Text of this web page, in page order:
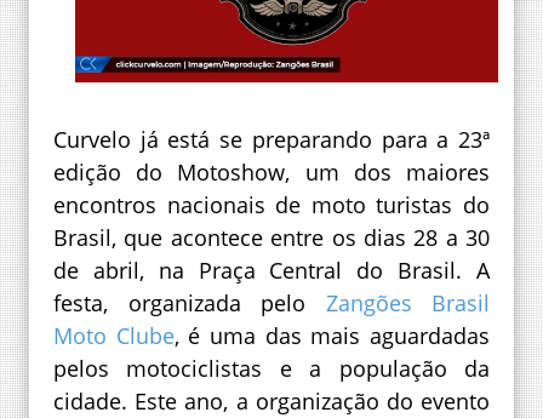
Curvelo já está se preparando para a 23ª
edição do Motoshow, um dos maiores
encontros nacionais de moto turistas do
Brasil, que acontece entre os dias 28 a 30
de abril, na Praça Central do Brasil. A
festa, organizada pelo Zangões Brasil
Moto Clube, é uma das mais aguardadas
pelos motociclistas e a população da
cidade. Este ano, a organização do evento